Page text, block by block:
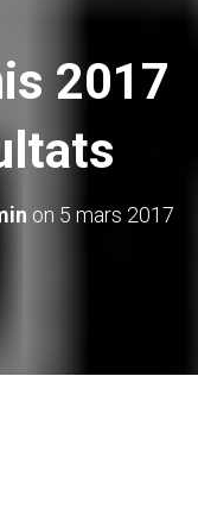
2017
on 5 mars 2017